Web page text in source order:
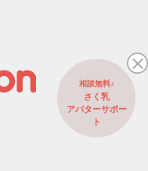
相談無料♪
さく乳
アバターサポー
ト